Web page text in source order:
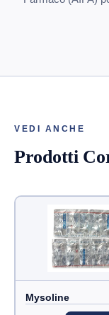
VEDI ANCHE
Prodotti
Mysoline